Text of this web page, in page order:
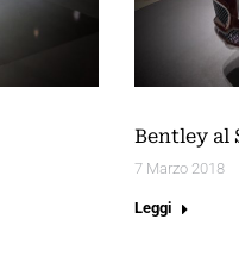
Bentley al
7 Marzo 2018
Leggi